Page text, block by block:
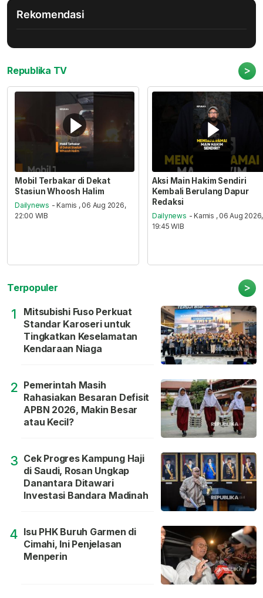
Rekomendasi
Republika TV >
Mobil Terbakar di Dekat
Stasiun Whoosh Halim
Dailynews - Kamis , 06 Aug 2026,
22:00 WIB
Aksi Main Hakim Sendiri
Kembali Berulang Dapur
Redaksi
Dailynews - Kamis , 06 Aug 2026,
19:45 WIB
Terpopuler >
1
Mitsubishi Fuso Perkuat
Standar Karoseri untuk
Tingkatkan Keselamatan
Kendaraan Niaga
2 Pemerintah Masih
Rahasiakan Besaran Defisit
APBN 2026, Makin Besar
atau Kecil?
3 Cek Progres Kampung Haji
di Saudi, Rosan Ungkap
Danantara Ditawari
Investasi Bandara Madinah
4 Isu PHK Buruh Garmen di
Cimahi, Ini Penjelasan
Menperin